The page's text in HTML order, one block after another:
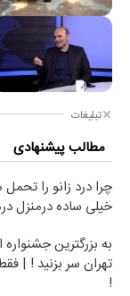
تبلیغات
مطالب پیشنهادی
چرا درد زانو را
خیلی ساده درمنزل
به بزرگترین جشنواره
!